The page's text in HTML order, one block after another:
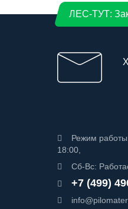
ЛЕС-ТУТ:
Режим
18:00,
Сб-Вс:
+7 (499)